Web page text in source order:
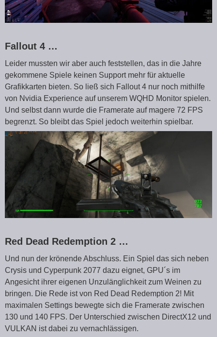
Fallout 4 …
Leider mussten wir aber auch feststellen, das in die Jahre
gekommene Spiele keinen Support mehr für aktuelle
Grafikkarten bieten. So ließ sich Fallout 4 nur noch mithilfe
von Nvidia Experience auf unserem WQHD Monitor spielen.
Und selbst dann wurde die Framerate auf magere 72 FPS
begrenzt. So bleibt das Spiel jedoch weiterhin spielbar.
Red Dead Redemption 2 …
Und nun der krönende Abschluss. Ein Spiel das sich neben
Crysis und Cyperpunk 2077 dazu eignet, GPU´s im
Angesicht ihrer eigenen Unzulänglichkeit zum Weinen zu
bringen. Die Rede ist von Red Dead Redemption 2! Mit
maximalen Settings bewegte sich die Framerate zwischen
130 und 140 FPS. Der Unterschied zwischen DirectX12 und
VULKAN ist dabei zu vernachlässigen.